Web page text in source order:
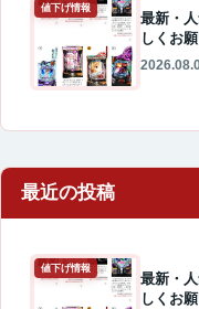
値下げ情報
最新・
しくお
最近の投稿
値下げ情報
最新・
しくお